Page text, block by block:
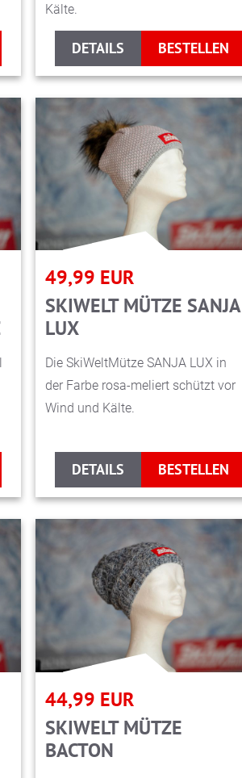
Kälte.
DETAILS BESTELLEN
49,99 EUR
SKIWELT MÜTZE SANJA
LUX
Die SkiWeltMütze SANJA LUX in
der Farbe rosa-meliert schützt vor
Wind und Kälte.
DETAILS BESTELLEN
44,99 EUR
SKIWELT MÜTZE
BACTON